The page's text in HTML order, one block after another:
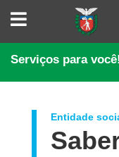
GOVERNANÇA
Serviços para você!
Entidade